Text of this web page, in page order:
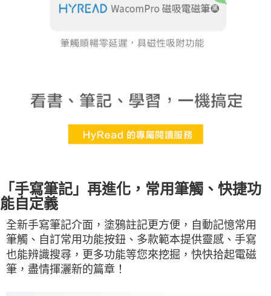
「手寫筆記」再進化，常用筆觸、快捷功
能自定義
全新手寫筆記介面，塗鴉註記更方便，自動記憶常用
筆觸、自訂常用功能按鈕、多款範本提供靈感、手寫
也能辨識搜尋，更多功能等您來挖掘，快快拾起電磁
筆，盡情揮灑新的篇章！